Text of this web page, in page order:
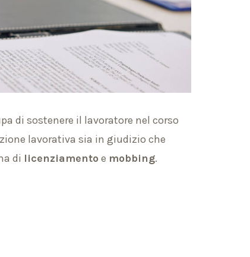
di sostenere il lavoratore nel corso
lavorativa sia in giudizio che
di licenziamento e mobbing.